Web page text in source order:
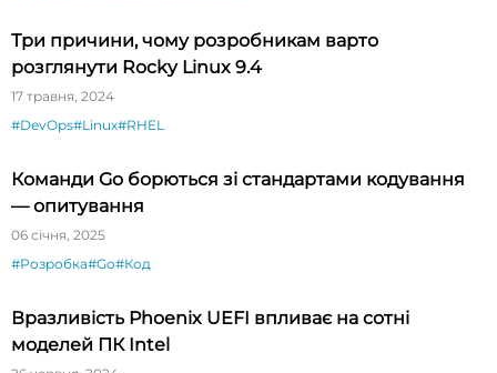
Три причини, чому розробникам варто
розглянути Rocky Linux 9.4
17 травня, 2024
#DevOps#Linux#RHEL
Команди Go борються зі стандартами кодування
— опитування
06 січня, 2025
#Розробка#Go#Код
Вразливість Phoenix UEFI впливає на сотні
моделей ПК Intel